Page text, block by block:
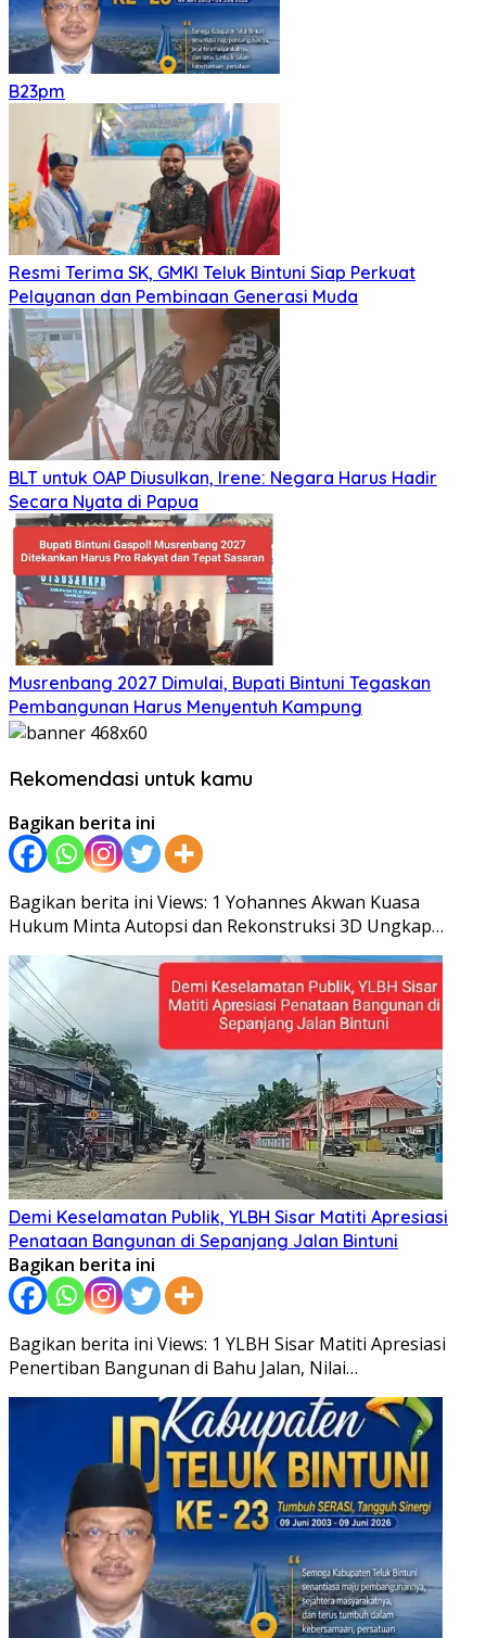
B23pm
Resmi Terima SK, GMKI Teluk Bintuni Siap Perkuat
Pelayanan dan Pembinaan Generasi Muda
BLT untuk OAP Diusulkan, Irene: Negara Harus Hadir
Secara Nyata di Papua
Musrenbang 2027 Dimulai, Bupati Bintuni Tegaskan
Pembangunan Harus Menyentuh Kampung
Rekomendasi untuk kamu
Bagikan berita ini
Bagikan berita ini Views: 1 Yohannes Akwan Kuasa
Hukum Minta Autopsi dan Rekonstruksi 3D Ungkap…
Demi Keselamatan Publik, YLBH Sisar Matiti Apresiasi
Penataan Bangunan di Sepanjang Jalan Bintuni
Bagikan berita ini
Bagikan berita ini Views: 1 YLBH Sisar Matiti Apresiasi
Penertiban Bangunan di Bahu Jalan, Nilai…